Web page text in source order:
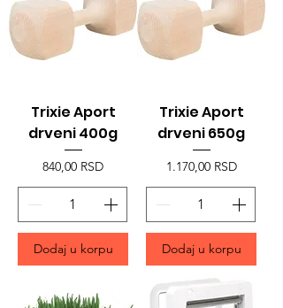
Trixie Aport
drveni 400g
Price
840,00 RSD
Dodaj u korpu
Trixie Aport
drveni 650g
Price
1.170,00 RSD
Dodaj u korpu